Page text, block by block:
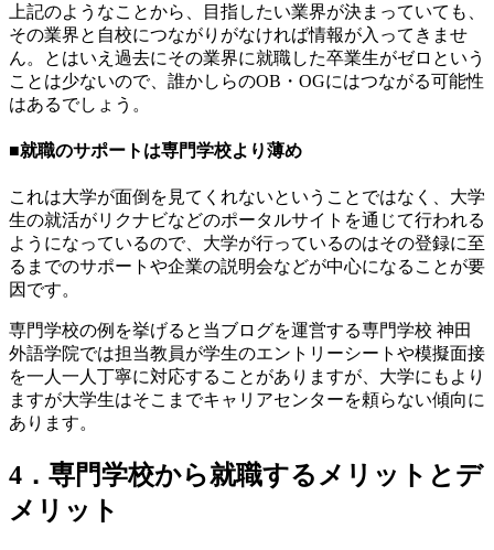
上記のようなことから、目指したい業界が決まっていても、
その業界と自校につながりがなければ情報が入ってきませ
ん。とはいえ過去にその業界に就職した卒業生がゼロという
ことは少ないので、誰かしらのOB・OGにはつながる可能性
はあるでしょう。
■就職のサポートは専門学校より薄め
これは大学が面倒を見てくれないということではなく、大学
生の就活がリクナビなどのポータルサイトを通じて行われる
ようになっているので、大学が行っているのはその登録に至
るまでのサポートや企業の説明会などが中心になることが要
因です。
専門学校の例を挙げると当ブログを運営する専門学校 神田
外語学院では担当教員が学生のエントリーシートや模擬面接
を一人一人丁寧に対応することがありますが、大学にもより
ますが大学生はそこまでキャリアセンターを頼らない傾向に
あります。
4．専門学校から就職するメリットとデ
メリット